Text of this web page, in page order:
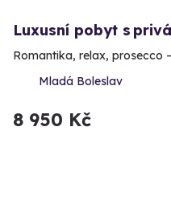
Luxusní pobyt s
Romantika, relax, prosecco
Mladá Boleslav
8 950 Kč